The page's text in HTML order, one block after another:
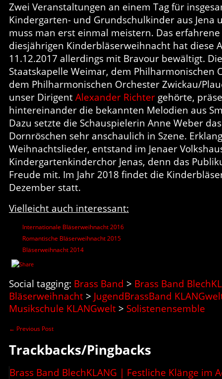
Zwei Veranstaltungen an einem Tag für
Kindergarten- und Grundschulkinder aus Jena
muss man erst einmal meistern. Das
diesjährigen Kinderbläserweihnacht hat diese
11.12.2017 allerdings mit Bravour bewältigt.
Staatskapelle Weimar, dem Philharmonischen
dem Philharmonischen Orchester Zwickau/
unser Dirigent Alexander Richter gehörte,
hintereinander die bekannten Melodien aus
Dazu setzte die Schauspielerin Anne Weber
Dornröschen sehr anschaulich in Szene.
Weihnachtslieder, entstand im Jenaer
Kindergartenkinderchor Jenas, denn das
Freude mit. Im Jahr 2018 findet die
Dezember statt.
Vielleicht auch interessant:
Internationale Bläserweihnacht 2016
Romantische Bläserweihnacht 2015
Bläserweihnacht 2014
Social tagging: Brass Band > Brass Band
Bläserweihnacht > JugendBrassBand
Musikschule KLANGwelt > Solistenensemble
← Previous Post
Trackbacks/Pingbacks
Brass Band BlechKLANG | Festliche Klänge im